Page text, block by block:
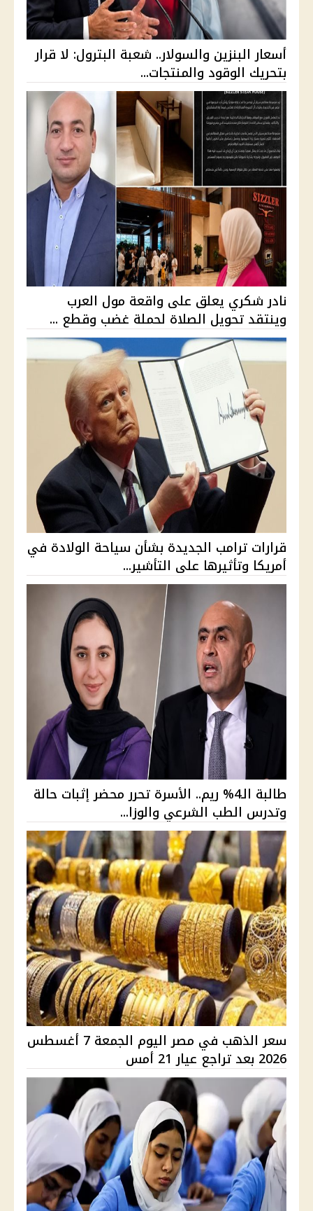
أسعار البنزين والسولار.. شعبة البترول: لا قرار
بتحريك الوقود والمنتجات...
نادر شكري يعلق على واقعة مول العرب
وينتقد تحويل الصلاة لحملة غضب وقطع ...
قرارات ترامب الجديدة بشأن سياحة الولادة في
أمريكا وتأثيرها على التأشير...
طالبة الـ4% ريم.. الأسرة تحرر محضر إثبات حالة
وتدرس الطب الشرعي والوزا...
سعر الذهب في مصر اليوم الجمعة 7 أغسطس
2026 بعد تراجع عيار 21 أمس